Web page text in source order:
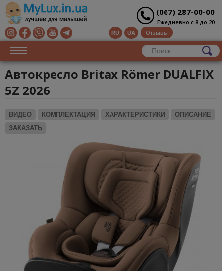
(067) 287-00-00
Ежедневно с 8 до 20
RU UA Отзывы
Автокресло Britax Römer DUALFIX
5Z 2026
ВИДЕО КОМПЛЕКТАЦИЯ ХАРАКТЕРИСТИКИ
ОПИСАНИЕ
ЗАКАЗАТЬ